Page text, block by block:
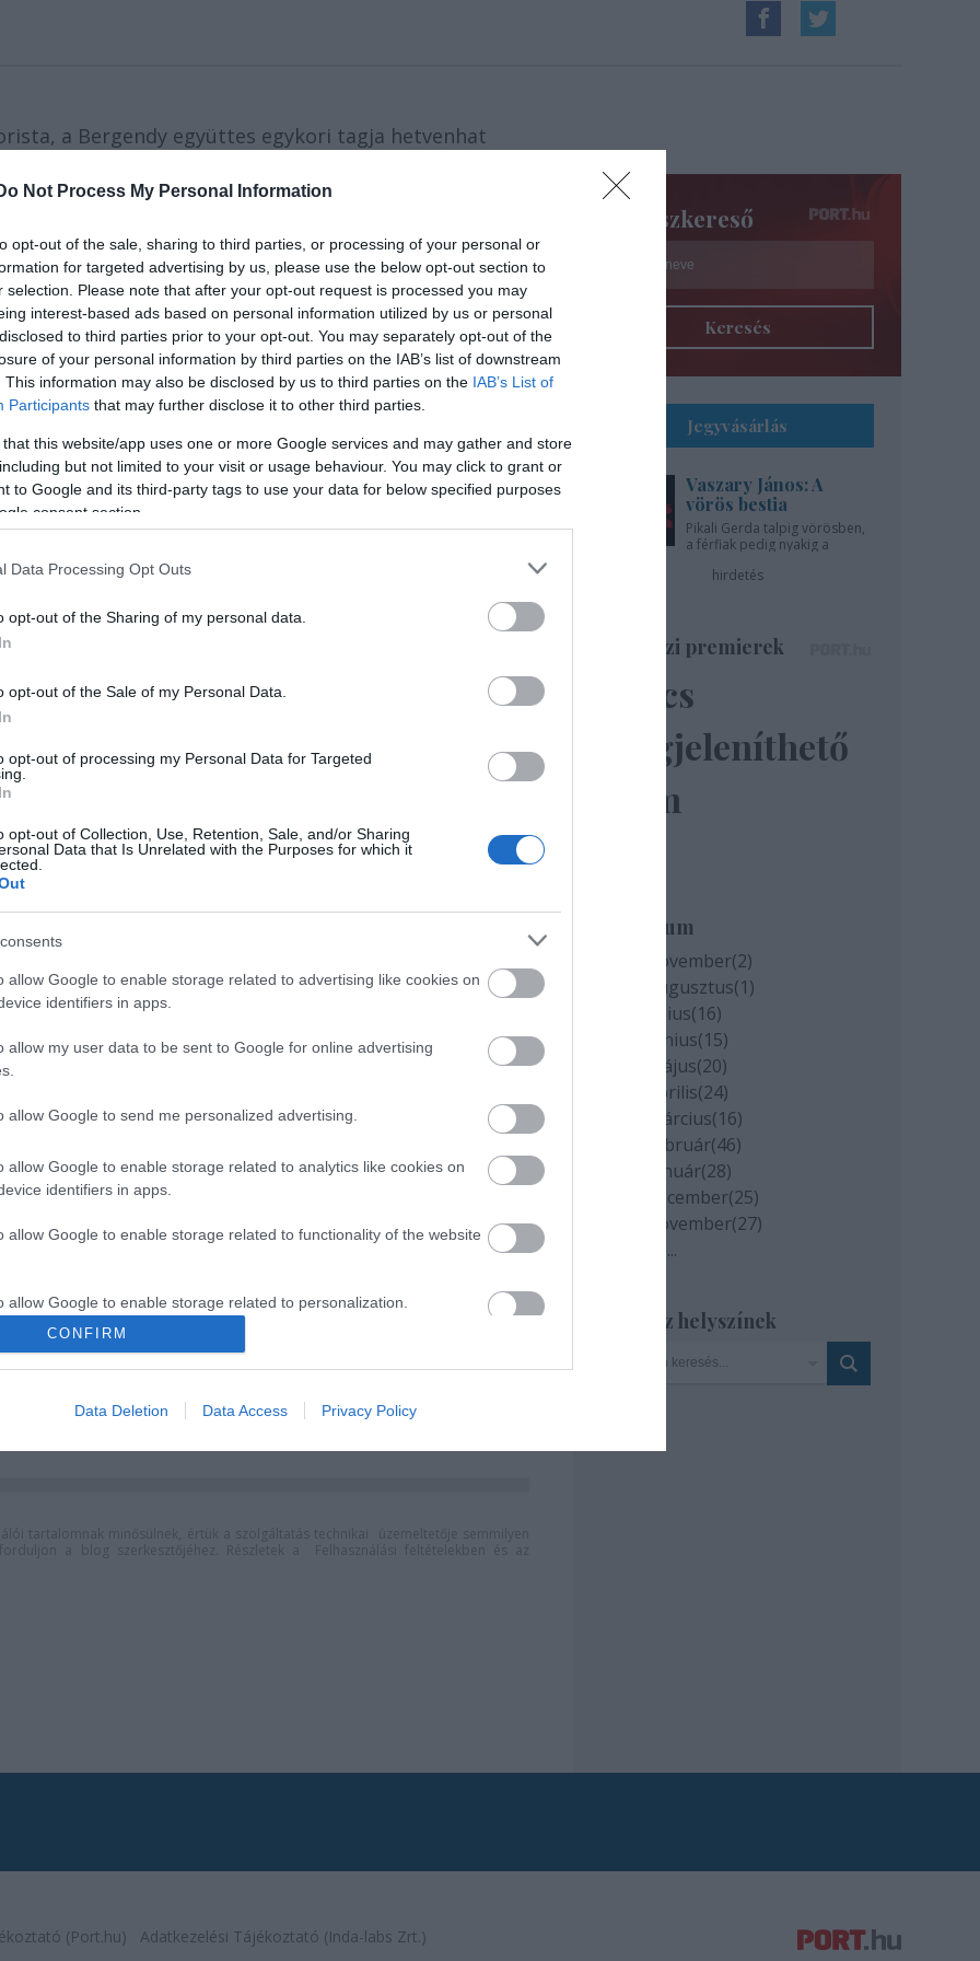
Not Process My Personal Information
opt-out of the sale, sharing to third parties, or processing of your personal or
for targeted advertising by us, please use the below opt-out section to
selection. Please note that after your opt-out request is processed you may
interest-based ads based on personal information utilized by us or personal
to third parties prior to your opt-out. You may separately opt-out of the
of your personal information by third parties on the IAB’s list of downstream
This information may also be disclosed by us to third parties on the IAB’s List of
Participants that may further disclose it to other third parties.
that this website/app uses one or more Google services and may gather and store
but not limited to your visit or usage behaviour. You may click to grant or
to Google and its third-party tags to use your data for below specified purposes
consent section.
Data Processing Opt Outs
opt-out of the Sharing of my personal data.
opt-out of the Sale of my Personal Data.
opt-out of processing my Personal Data for Targeted
opt-out of Collection, Use, Retention, Sale, and/or Sharing
Data that Is Unrelated with the Purposes for which it
allow Google to enable storage related to advertising like cookies on
identifiers in apps.
allow my user data to be sent to Google for online advertising
allow Google to send me personalized advertising.
allow Google to enable storage related to analytics like cookies on
identifiers in apps.
allow Google to enable storage related to functionality of the website
allow Google to enable storage related to personalization.
allow Google to enable storage related to security, including
CONFIRM
Data Deletion Data Access Privacy Policy
a Bergendy együttes egykori tagja hetvenhat
Nagykanizsán született. Kodály Zoltán
ismerte meg az ország. Legismertebb slágere
majd 1992-től a zalaegerszegi Hevesi
a zalaegerszegi városi vegyeskart, és közel
is.
Színház zárt ajtók
közel 6000 nézőt
A Centrál Színház új
jegyrendszeren keresztül
értékesíti a következő évad
jegyeit
Színészkereső
Keresés
Jegyvásárlás
Vaszary János: A
vörös bestia
Pikali Gerda talpig vörösben,
a férfiak pedig nyakig a
hirdetés
Színházi premierek
Nincs
megjeleníthető
elem
Archívum
2020 november(2)
2020 augusztus(1)
2020 július(16)
2020 június(15)
2020 május(20)
2020 április(24)
2020 március(16)
2020 február(46)
2020 január(28)
2019 december(25)
2019 november(27)
...
Szinház helyszínek
(Port.hu) Adatkezelési Tájékoztató (Inda-labs Zrt.)